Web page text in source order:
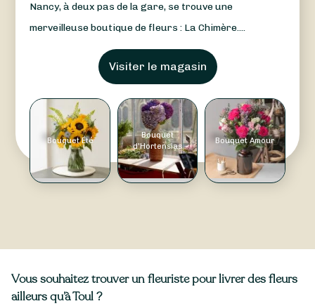
Nancy, à deux pas de la gare, se trouve une
merveilleuse boutique de fleurs : La Chimère....
Visiter le magasin
Bouquet Été
Bouquet
d'Hortensias
Bouquet Amour
Vous souhaitez trouver un fleuriste pour livrer des fleurs
ailleurs qu’à Toul ?